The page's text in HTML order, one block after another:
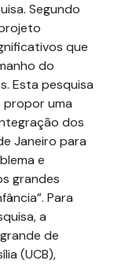
Segundo
que
do
Esta pesquisa
uma
dos
Janeiro para
e
grandes
Para
a
de
(UCB),